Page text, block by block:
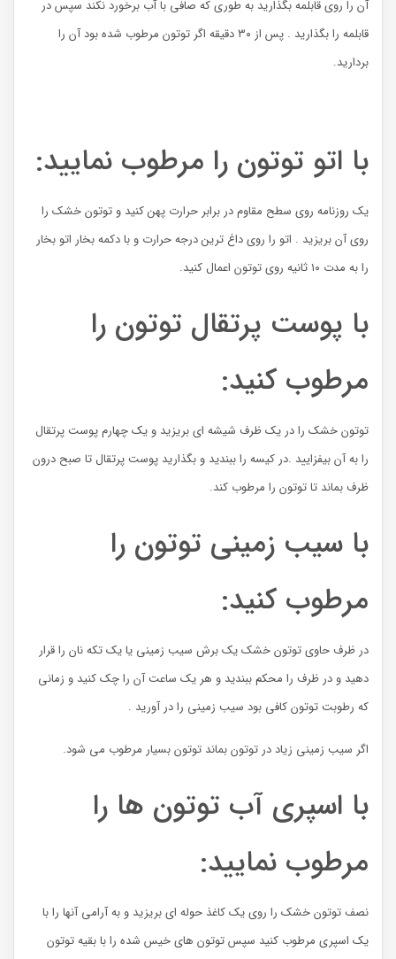
آن را روی قابلمه بگذارید به طوری که صافی با آب برخورد نکند سپس در
قابلمه را بگذارید . پس از ۳۰ دقیقه اگر توتون مرطوب شده بود آن را
بردارید.
با اتو توتون را مرطوب نمایید:
یک روزنامه روی سطح مقاوم در برابر حرارت پهن کنید و توتون خشک را
روی آن بریزید . اتو را روی داغ ترین درجه حرارت و با دکمه بخار اتو بخار
را به مدت ۱۰ ثانیه روی توتون اعمال کنید.
با پوست پرتقال توتون را
مرطوب کنید:
توتون خشک را در یک ظرف شیشه ای بریزید و یک چهارم پوست پرتقال
را به آن بیفزایید .در کیسه را ببندید و بگذارید پوست پرتقال تا صبح درون
ظرف بماند تا توتون را مرطوب کند.
با سیب زمینی توتون را
مرطوب کنید:
در ظرف حاوی توتون خشک یک برش سیب زمینی یا یک تکه نان را قرار
دهید و در ظرف را محکم ببندید و هر یک ساعت آن را چک کنید و زمانی
که رطوبت توتون کافی بود سیب زمینی را در آورید .
اگر سیب زمینی زیاد در توتون بماند توتون بسیار مرطوب می شود.
با اسپری آب توتون ها را
مرطوب نمایید:
نصف توتون خشک را روی یک کاغذ حوله ای بریزید و به آرامی آنها را با
یک اسپری مرطوب کنید سپس توتون های خیس شده را با بقیه توتون